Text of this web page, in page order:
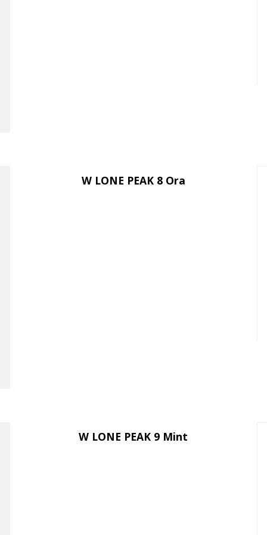
W LONE PEAK 8 Ora
W LONE PEAK 9 Mint